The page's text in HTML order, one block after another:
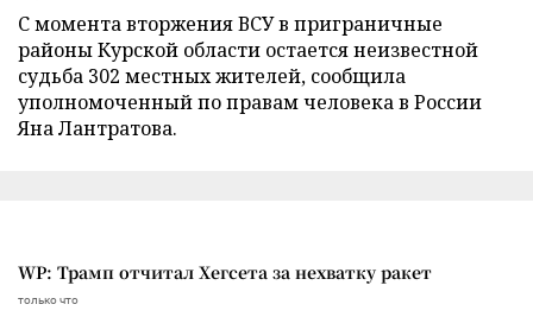
С момента вторжения ВСУ в приграничные
районы Курской области остается неизвестной
судьба 302 местных жителей, сообщила
уполномоченный по правам человека в России
Яна Лантратова.
WP: Трамп отчитал Хегсета за нехватку ракет
только что